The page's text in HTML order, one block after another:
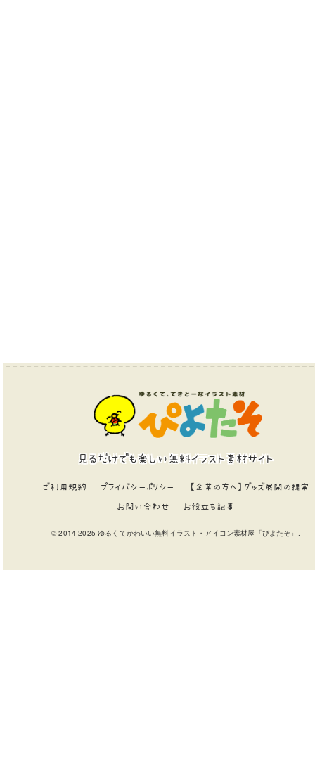
見るだけでも楽しい無料イラスト素材サイト
ご利用規約 プライバシーポリシー 【企業の方へ】グッズ展開の提案
お問い合わせ お役立ち記事
© 2014-2025 ゆるくてかわいい無料イラスト・アイコン素材屋「ぴよたそ」.